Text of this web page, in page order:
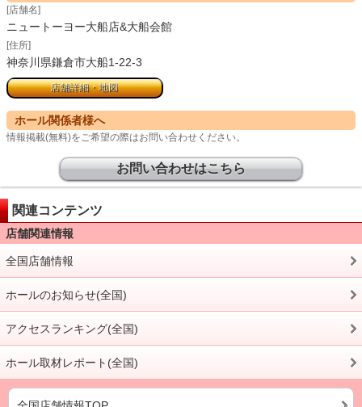
[店舗名]
ニュートーヨー大船店&大船会館
[住所]
神奈川県鎌倉市大船1-22-3
店舗詳細・地図
ホール関係者様へ
情報掲載(無料)をご希望の際はお問い合わせください。
お問い合わせはこちら
関連コンテンツ
店舗関連情報
全国店舗情報
ホールのお知らせ(全国)
アクセスランキング(全国)
ホール取材レポート(全国)